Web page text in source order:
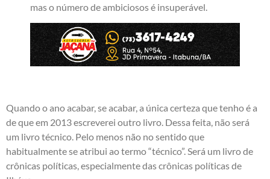
mas o número de ambiciosos é insuperável.
Quando o ano acabar, se acabar, a única certeza que tenho é a
de que em 2013 escreverei outro livro. Dessa feita, não será
um livro técnico. Pelo menos não no sentido que
habitualmente se atribui ao termo “técnico”. Será um livro de
crônicas políticas, especialmente das crônicas políticas de